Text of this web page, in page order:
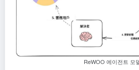
ReWOO 에이전트 모